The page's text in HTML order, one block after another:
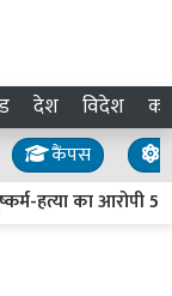
देश विदेश
कैंपस
हत्या का आरोपी 50